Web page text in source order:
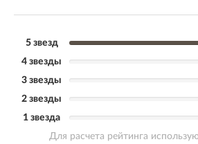
5 звезд
4 звезды
3 звезды
2 звезды
1 звезда
Для расчета рейтинга